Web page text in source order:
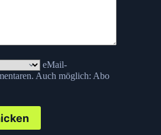
eMail-
Auch möglich: Abo